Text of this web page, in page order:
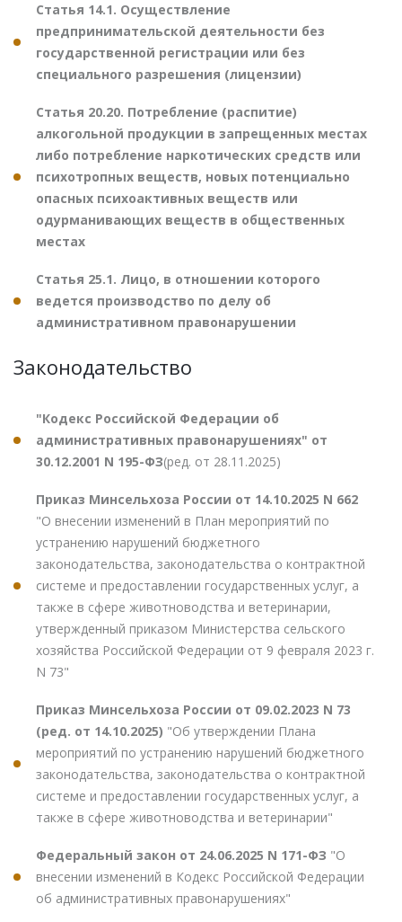
Статья 14.1. Осуществление
предпринимательской деятельности без
государственной регистрации или без
специального разрешения (лицензии)
Статья 20.20. Потребление (распитие)
алкогольной продукции в запрещенных местах
либо потребление наркотических средств или
психотропных веществ, новых потенциально
опасных психоактивных веществ или
одурманивающих веществ в общественных
местах
Статья 25.1. Лицо, в отношении которого
ведется производство по делу об
административном правонарушении
Законодательство
"Кодекс Российской Федерации об
административных правонарушениях" от
30.12.2001 N 195-ФЗ(ред. от 28.11.2025)
Приказ Минсельхоза России от 14.10.2025 N 662
"О внесении изменений в План мероприятий по
устранению нарушений бюджетного
законодательства, законодательства о контрактной
системе и предоставлении государственных услуг, а
также в сфере животноводства и ветеринарии,
утвержденный приказом Министерства сельского
хозяйства Российской Федерации от 9 февраля 2023 г.
N 73"
Приказ Минсельхоза России от 09.02.2023 N 73
(ред. от 14.10.2025) "Об утверждении Плана
мероприятий по устранению нарушений бюджетного
законодательства, законодательства о контрактной
системе и предоставлении государственных услуг, а
также в сфере животноводства и ветеринарии"
Федеральный закон от 24.06.2025 N 171-ФЗ "О
внесении изменений в Кодекс Российской Федерации
об административных правонарушениях"